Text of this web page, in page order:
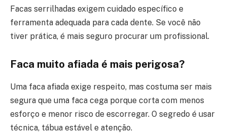
Facas serrilhadas exigem cuidado específico e
ferramenta adequada para cada dente. Se você não
tiver prática, é mais seguro procurar um profissional.
Faca muito afiada é mais perigosa?
Uma faca afiada exige respeito, mas costuma ser mais
segura que uma faca cega porque corta com menos
esforço e menor risco de escorregar. O segredo é usar
técnica, tábua estável e atenção.